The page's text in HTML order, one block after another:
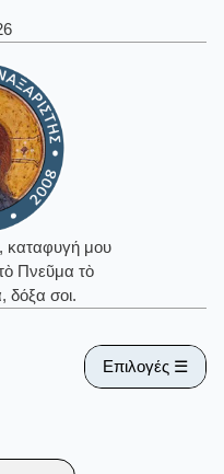
καταφυγή μου
Πνεῦμα τὸ
δόξα σοι.
Επιλογές ☰